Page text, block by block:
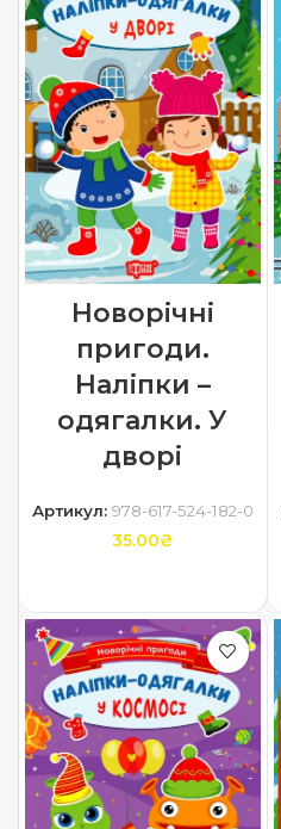
Новорічні
пригоди.
Наліпки –
одягалки. У
дворі
Артикул: 978-617-524-182-0
35.00₴